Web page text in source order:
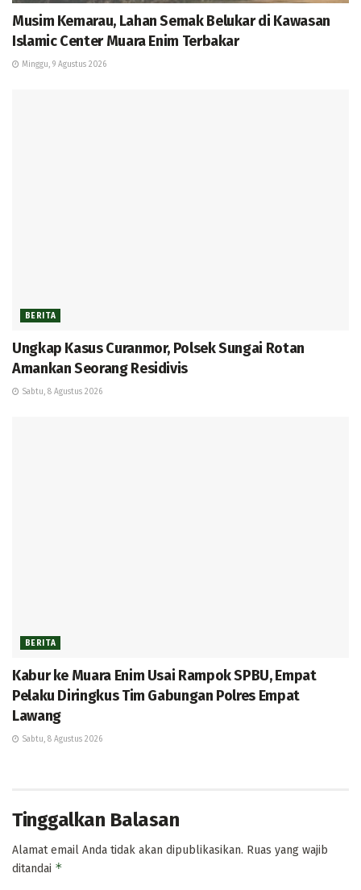
Musim Kemarau, Lahan Semak Belukar di Kawasan
Islamic Center Muara Enim Terbakar
Minggu, 9 Agustus 2026
BERITA
Ungkap Kasus Curanmor, Polsek Sungai Rotan
Amankan Seorang Residivis
Sabtu, 8 Agustus 2026
BERITA
Kabur ke Muara Enim Usai Rampok SPBU, Empat
Pelaku Diringkus Tim Gabungan Polres Empat
Lawang
Sabtu, 8 Agustus 2026
Tinggalkan Balasan
Alamat email Anda tidak akan dipublikasikan. Ruas yang wajib
ditandai *